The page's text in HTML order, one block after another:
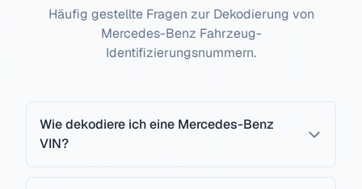
Häufig gestellte Fragen zur Dekodierung von
Mercedes-Benz Fahrzeug-
Identifizierungsnummern.
Wie dekodiere ich eine Mercedes-Benz
VIN?